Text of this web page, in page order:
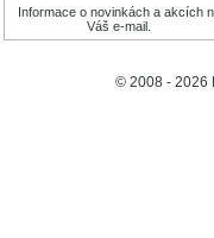
Informace o novinkách a akcích
Váš e-mail.
© 2008 - 2026